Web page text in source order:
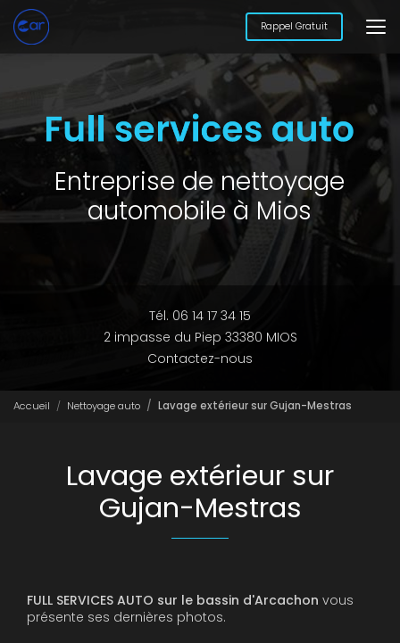
Aller
au
contenu
principal
Rappel Gratuit
Entreprise de nettoyage
automobile à Mios
Tél. 06 14 17 34 15
2 impasse du Piep 33380 MIOS
Contactez-nous
Accueil Nettoyage auto Lavage extérieur sur Gujan-Mestras
Lavage extérieur sur
Gujan-Mestras
FULL SERVICES AUTO sur le bassin d'Arcachon vous
présente ses dernières photos.